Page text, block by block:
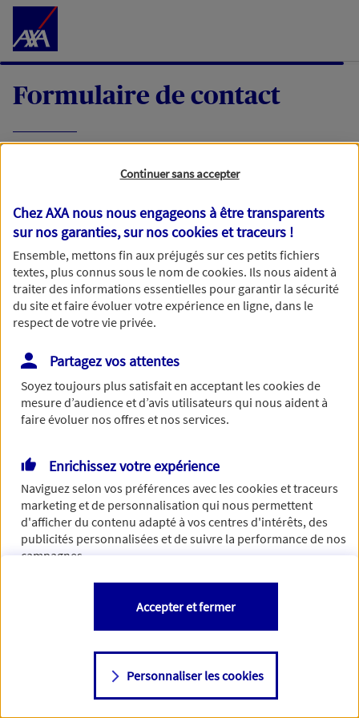
Accéder au Contenu
Formulaire de contact
demande, nous vous répondrons dans les
meilleurs délais par mail ou par téléphone.
Votre message :
Vous disposez de droits sur les informations vous concernant. Pour
plus d’informations,cliquez ici.
Continuer sans accepter
Chez AXA nous nous engageons à être transparents
sur nos garanties, sur noscookies et traceurs !
Ensemble, mettons fin aux préjugés sur ces petits fichiers
textes, plus connus sous le nom decookies. Ils nous aident à
traiter des informations essentielles pour garantir la sécurité
du site et faire évoluer votre expérience en ligne, dans le
respect de votre vie privée.
Partagez vos attentes
Soyez toujours plus satisfait en acceptant lescookiesde
mesure d’audience et d’avis utilisateurs qui nous aident à
faire évoluer nos offres et nos services.
Enrichissez votre expérience
Naviguez selon vos préférences avec lescookies et traceurs
marketing et de personnalisation qui nous permettent
d'afficher du contenu adapté à vos centres d'intérêts, des
publicités personnalisées et de suivre la performance de nos
campagnes.
Vous êtes libre de les accepter, de les refuser comme de
changer d'avis à tout moment en allant sur
Consulter notre politique decookies
Personnaliser les cookies
Accepter et fermer